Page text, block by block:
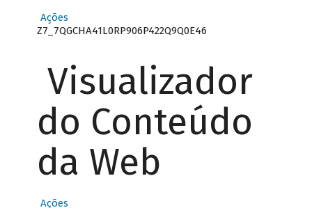
Ações
Z7_7QGCHA41L0RP906P422Q9Q0E46
Visualizador
do Conteúdo
da Web
Ações